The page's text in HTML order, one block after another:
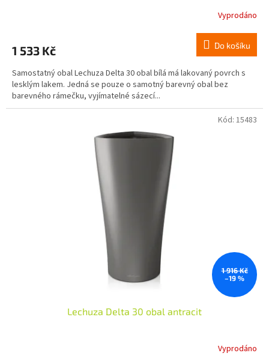
Vyprodáno
1 533 Kč Do košíku
Samostatný obal Lechuza Delta 30 obal bílá má lakovaný povrch s
lesklým lakem. Jedná se pouze o samotný barevný obal bez
barevného rámečku, vyjímatelné sázecí...
1 916 Kč
–19 %
Lechuza Delta 30 obal antracit
Vyprodáno
Kód: 15483